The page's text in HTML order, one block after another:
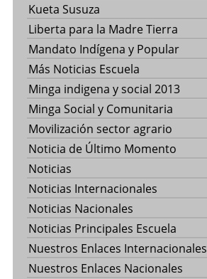
Kueta Susuza
Liberta para la Madre Tierra
Mandato Indígena y Popular
Más Noticias Escuela
Minga indigena y social 2013
Minga Social y Comunitaria
Movilización sector agrario
Noticia de Último Momento
Noticias
Noticias Internacionales
Noticias Nacionales
Noticias Principales Escuela
Nuestros Enlaces Internacionales
Nuestros Enlaces Nacionales